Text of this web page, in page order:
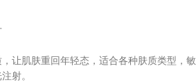
让肌肤重回年轻态，适合各种肤质类型，敏
射。